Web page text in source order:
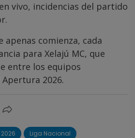
vivo, incidencias del partido
apenas comienza, cada
para Xelajú MC, que
entre los equipos
2026.
Liga Nacional